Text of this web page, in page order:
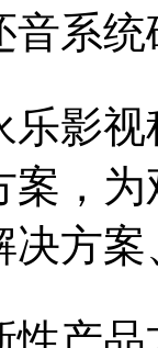
音系
乐影
案，
决方